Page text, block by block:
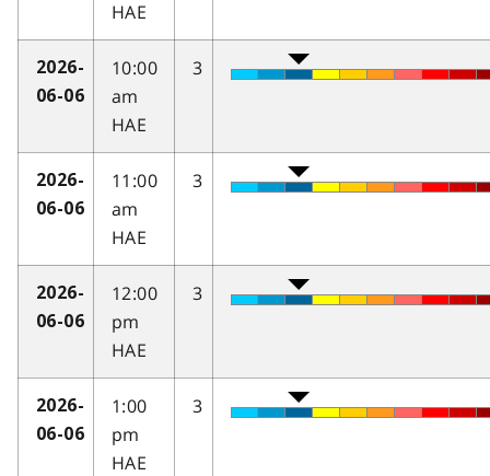
HAE
2026-
06-06
10:00
am
HAE
3
2026-
06-06
11:00
am
HAE
3
2026-
06-06
12:00
pm
HAE
3
2026-
06-06
1:00
pm
HAE
3